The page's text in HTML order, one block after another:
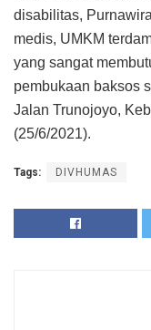
disabilitas,
medis, UMKM
yang sangat
pembukaan baksos
Jalan Trunojoyo,
(25/6/2021).
Tags: DIVHUMAS